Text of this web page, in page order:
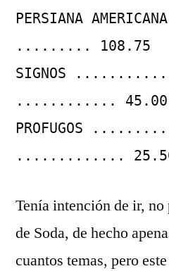
PERSIANA
......... 108.75
SIGNOS
............ 45.00
PROFUGOS
.............
Tenía intención de ir, no
de Soda, de hecho
cuantos temas, pero